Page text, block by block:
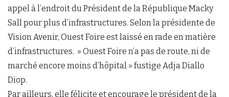
appel à l’endroit du Président de la République Macky
Sall pour plus d’infrastructures. Selon la présidente de
Vision Avenir, Ouest Foire est laissé en rade en matière
d’infrastructures. » Ouest Foire n’a pas de route, ni de
marché encore moins d’hôpital » fustige Adja Diallo
Diop.
Par ailleurs, elle félicite et encourage le président de la